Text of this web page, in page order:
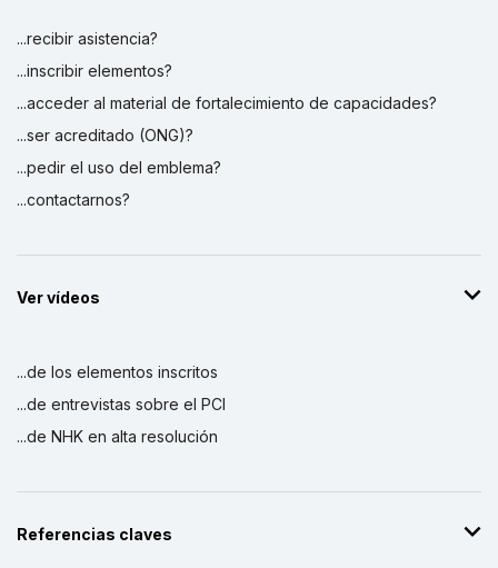
...recibir asistencia?
...inscribir elementos?
...acceder al material de fortalecimiento de capacidades?
...ser acreditado (ONG)?
...pedir el uso del emblema?
...contactarnos?
Ver vídeos
...de los elementos inscritos
...de entrevistas sobre el PCI
...de NHK en alta resolución
Referencias claves